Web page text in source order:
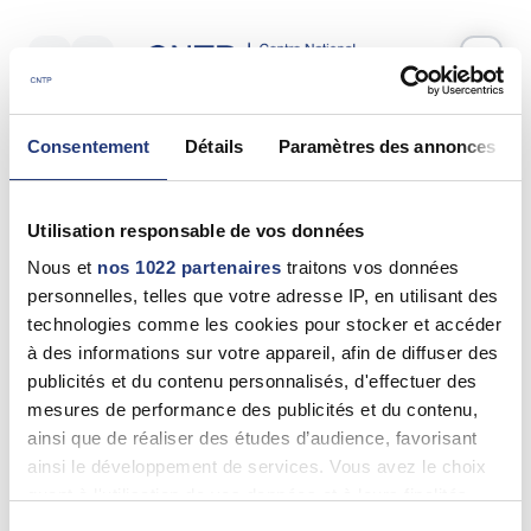
Consentement Détails Paramètres des annonces
Utilisation responsable de vos données
Nous et nos 1022 partenaires traitons vos données
personnelles, telles que votre adresse IP, en utilisant des
technologies comme les cookies pour stocker et accéder
à des informations sur votre appareil, afin de diffuser des
publicités et du contenu personnalisés, d'effectuer des
mesures de performance des publicités et du contenu,
ainsi que de réaliser des études d’audience, favorisant
ainsi le développement de services. Vous avez le choix
Votre test psychotechnique
Vendredi 12 Juin 2026à10:10
Nom *
Prénom(s) *
Email *